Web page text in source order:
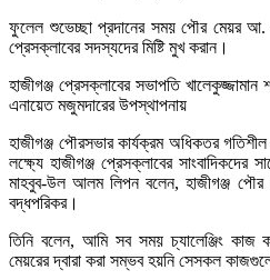
ফুলেল শুভেচ্ছা প্রদানের সময় পৌর মেয়র
প্রেসক্লাবের সদস্যদের মিষ্টি মুখ করান।
হাজীগঞ্জ প্রেসক্লাবের সভাপতি
এনায়েত মজুমদারের উপস্থাপনায়
হাজীগঞ্জ পৌরসভার কার্যক্রম অধিকতর
লক্ষ্যে হাজীগঞ্জ প্রেসক্লাবের
মাহবুব-উল আলম লিপন বলেন, হাজীগঞ্জ পৌর
বদ্ধপরিকর।
তিনি বলেন, আমি সব সময় চ্যালেঞ্জিং
মেয়রের দ্বারা করা সম্ভব হয়নি সেসকল